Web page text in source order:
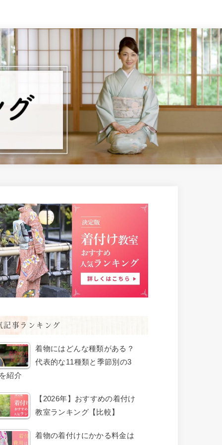
記事ランキング
着物にはどんな種類がある？
代表的な11種類と季節別の3
紹介
【2026年】おすすめの着付け
教室ランキング【比較】
着物の着付けにかかる料金は